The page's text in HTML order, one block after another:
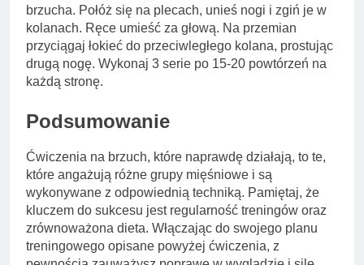
brzucha. Połóż się na plecach, unieś nogi i zgiń je w
kolanach. Ręce umieść za głową. Na przemian
przyciągaj łokieć do przeciwległego kolana, prostując
drugą nogę. Wykonaj 3 serie po 15-20 powtórzeń na
każdą stronę.
Podsumowanie
Ćwiczenia na brzuch, które naprawdę działają, to te,
które angażują różne grupy mięśniowe i są
wykonywane z odpowiednią techniką. Pamiętaj, że
kluczem do sukcesu jest regularność treningów oraz
zrównoważona dieta. Włączając do swojego planu
treningowego opisane powyżej ćwiczenia, z